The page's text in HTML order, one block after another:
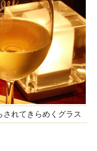
れてきらめくグラス